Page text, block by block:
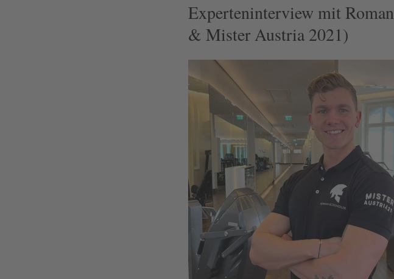
Experteninterview mit
& Mister Austria 2021)